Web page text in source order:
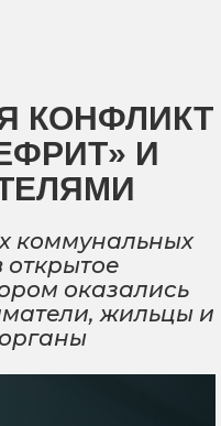
КОНФЛИКТ
И
коммунальных
открытое
оказались
жильцы и